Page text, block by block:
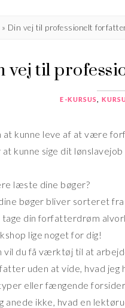
» Din vej til professionelt
vej til
E-KURSUS
at kunne leve af at være
kunne sige dit
læste dine bøger?
bøger bliver sorteret
din forfatterdrøm
lige noget for dig!
vil du få værktøj til at
uden at vide, hvad jeg
eller fængende
anede ikke, hvad en